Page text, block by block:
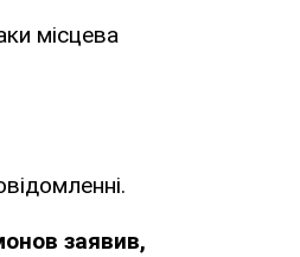
місцева
заявив,